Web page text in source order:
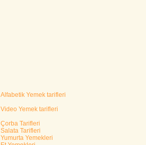
Alfabetik Yemek tarifleri
Video Yemek tarifleri
Çorba Tarifleri
Salata Tarifleri
Yumurta Yemekleri